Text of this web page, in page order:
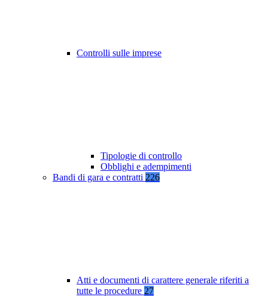
Controlli sulle imprese
Tipologie di controllo
Obblighi e adempimenti
Bandi di gara e contratti 226
Atti e documenti di carattere generale riferiti a
tutte le procedure 27